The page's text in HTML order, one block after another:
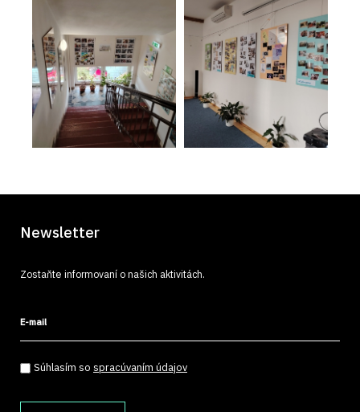
Newsletter
Zostaňte informovaní o našich aktivitách.
E-mail
Súhlasím so spracúvaním údajov*
Súhlasím so spracúvaním údajov